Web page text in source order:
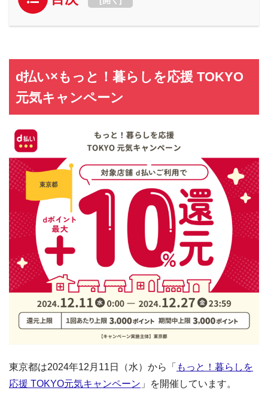
d払い×もっと！暮らしを応援 TOKYO
元気キャンペーン
東京都は2024年12月11日（水）から「 もっと！暮らしを
応援 TOKYO元気キャンペーン 」を開催しています。